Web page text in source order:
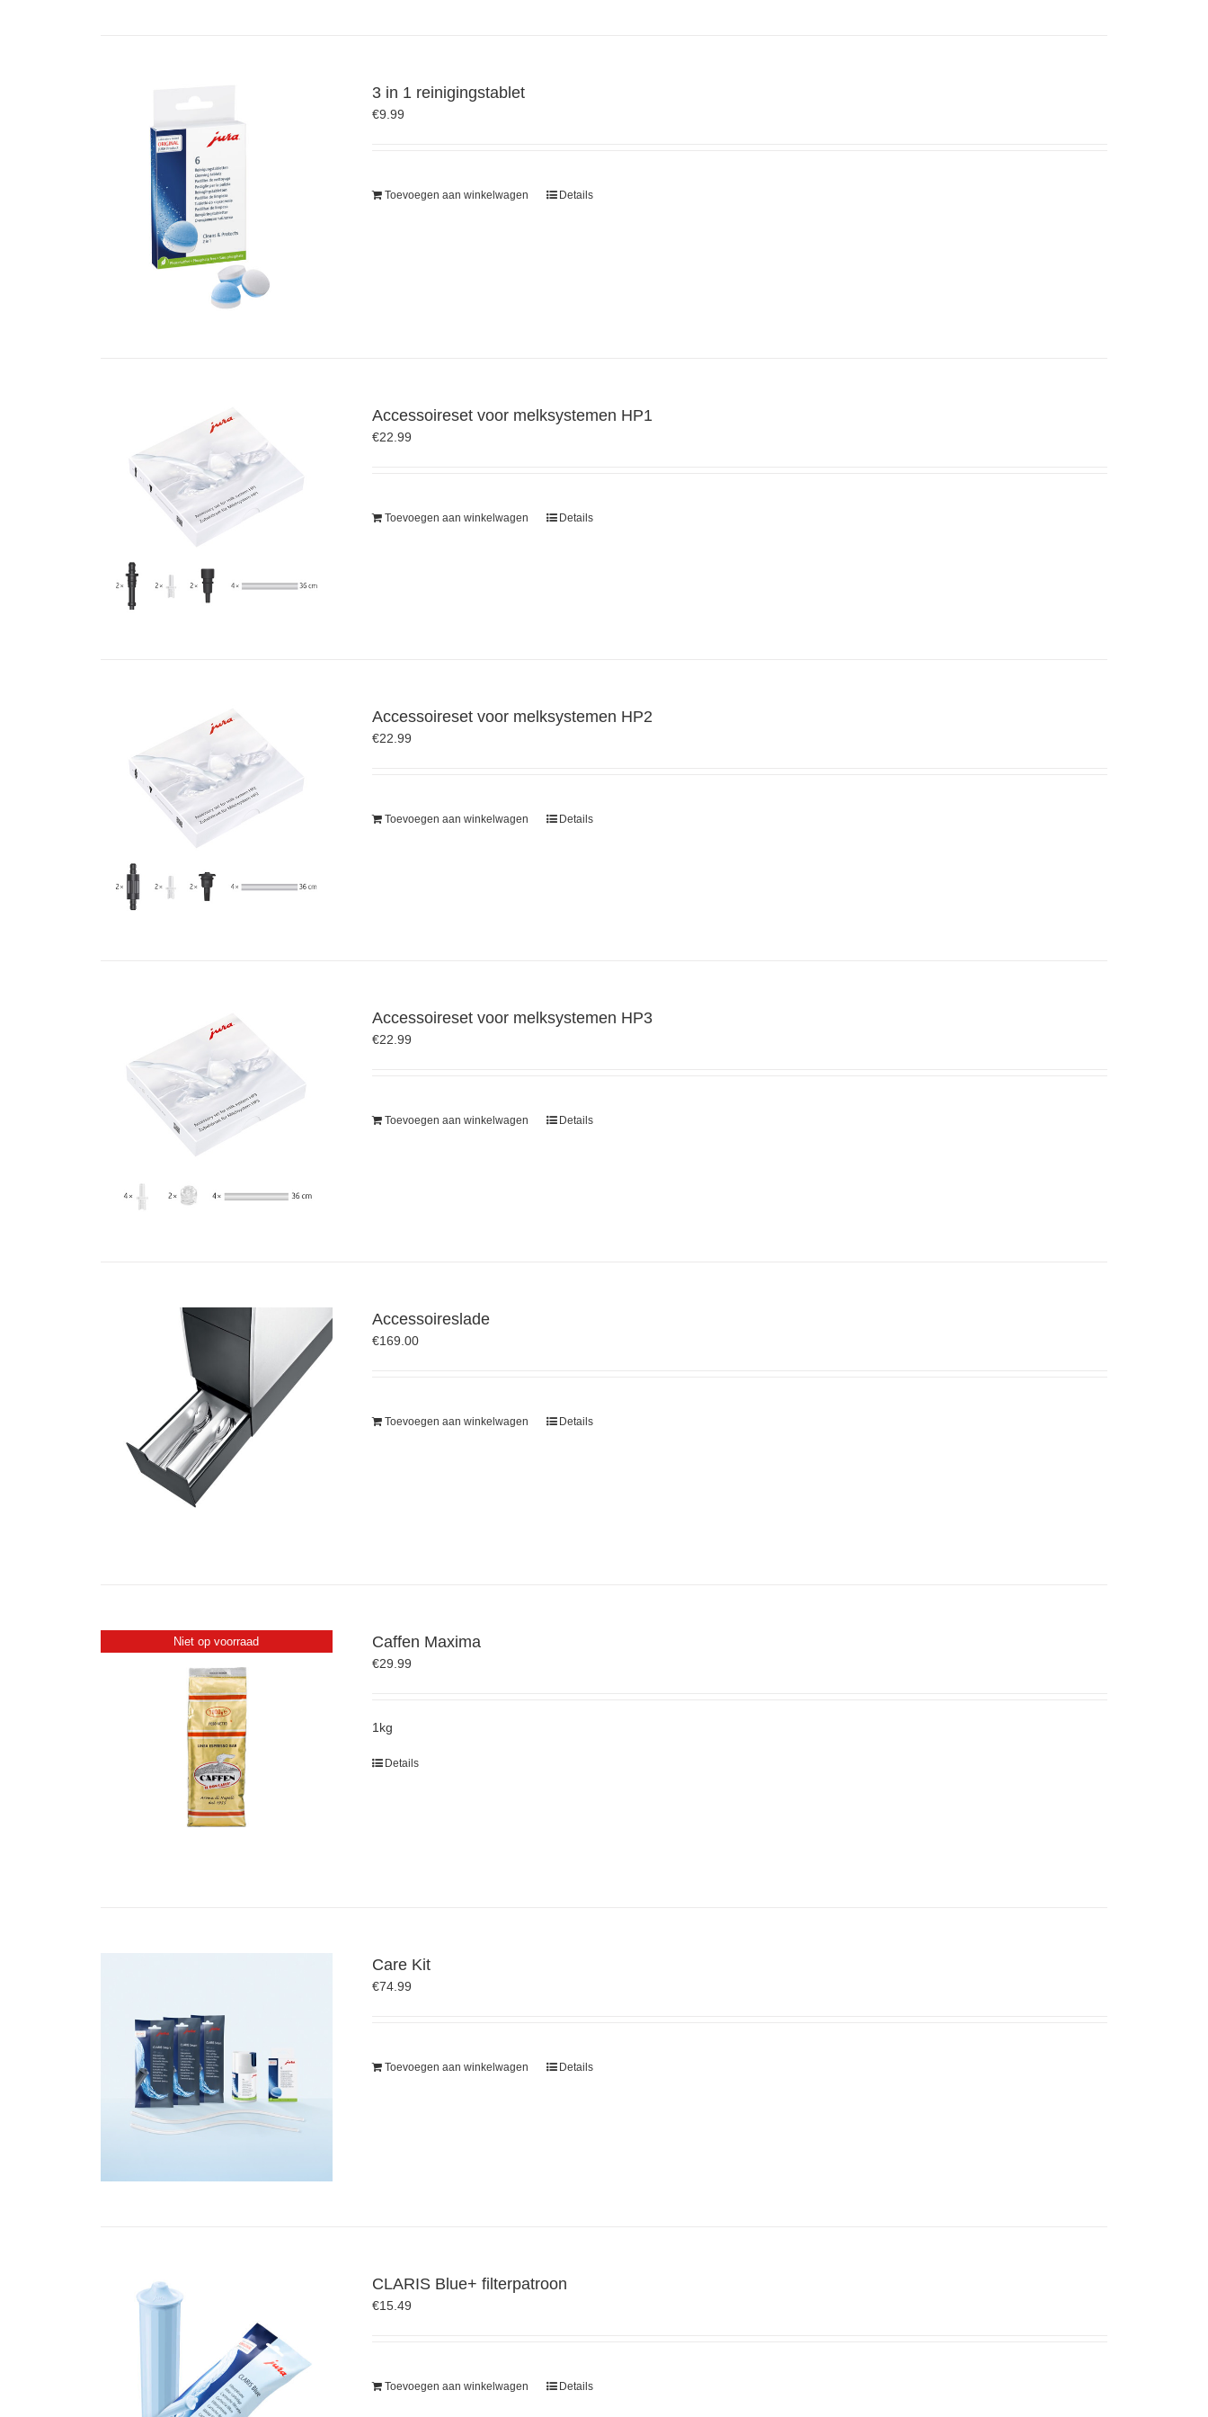
3 in 1 reinigingstablet
€9.99
Toevoegen aan winkelwagen Details
Accessoireset voor melksystemen HP1
€22.99
Toevoegen aan winkelwagen Details
Accessoireset voor melksystemen HP2
€22.99
Toevoegen aan winkelwagen Details
Accessoireset voor melksystemen HP3
€22.99
Toevoegen aan winkelwagen Details
Accessoireslade
€169.00
Toevoegen aan winkelwagen Details
Niet op voorraad Caffen Maxima
€29.99
1kg
Details
Care Kit
€74.99
Toevoegen aan winkelwagen Details
CLARIS Blue+ filterpatroon
€15.49
Toevoegen aan winkelwagen Details